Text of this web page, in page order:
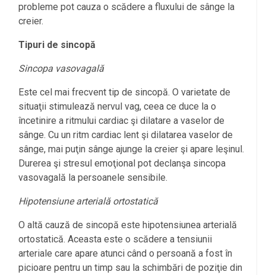
probleme pot cauza o scădere a fluxului de sânge la
creier.
Tipuri de sincopă
Sincopa vasovagală
Este cel mai frecvent tip de sincopă. O varietate de
situaţii stimulează nervul vag, ceea ce duce la o
încetinire a ritmului cardiac şi dilatare a vaselor de
sânge. Cu un ritm cardiac lent şi dilatarea vaselor de
sânge, mai puţin sânge ajunge la creier şi apare leşinul.
Durerea şi stresul emoţional pot declanşa sincopa
vasovagală la persoanele sensibile.
Hipotensiune arterială ortostatică
O altă cauză de sincopă este hipotensiunea arterială
ortostatică. Aceasta este o scădere a tensiunii
arteriale care apare atunci când o persoană a fost în
picioare pentru un timp sau la schimbări de poziţie din